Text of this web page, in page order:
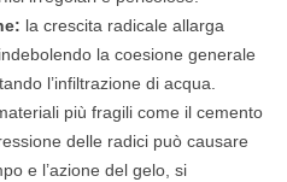
la crescita radicale allarga
la coesione generale
l’infiltrazione di acqua.
più fragili come il cemento
delle radici può causare
e l’azione del gelo, si